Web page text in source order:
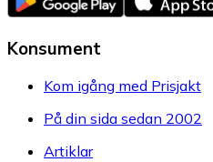
Konsument
Kom igång med Prisjakt
På din sida sedan 2002
Artiklar